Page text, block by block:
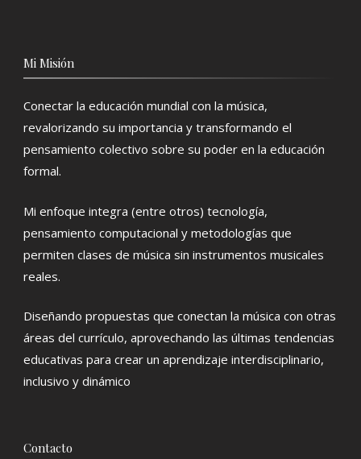
Mi Misión
Conectar la educación mundial con la música,
revalorizando su importancia y transformando el
pensamiento colectivo sobre su poder en la educación
formal.
Mi enfoque integra (entre otros) tecnología,
pensamiento computacional y metodologías que
permiten clases de música sin instrumentos musicales
reales.
Diseñando propuestas que conectan la música con otras
áreas del currículo, aprovechando las últimas tendencias
educativas para crear un aprendizaje interdisciplinario,
inclusivo y dinámico
Contacto